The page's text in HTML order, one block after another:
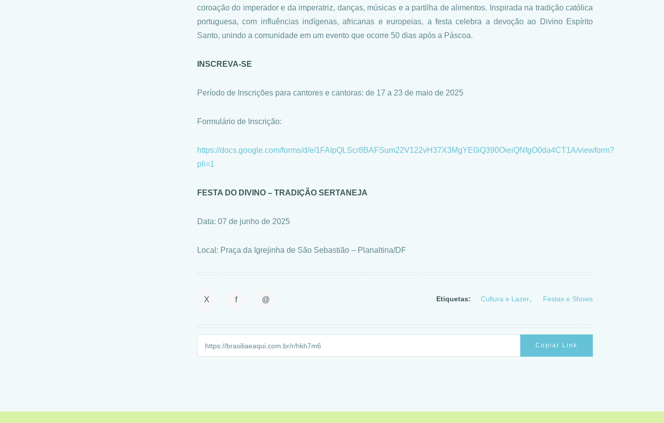
coroação do imperador e da imperatriz, danças, músicas e a partilha de alimentos. Inspirada na tradição católica
portuguesa, com influências indígenas, africanas e europeias, a festa celebra a devoção ao Divino Espírito
Santo, unindo a comunidade em um evento que ocorre 50 dias após a Páscoa.
INSCREVA-SE
Período de Inscrições para cantores e cantoras: de 17 a 23 de maio de 2025
Formulário de Inscrição:
https://docs.google.com/forms/d/e/1FAIpQLScr8BAFSum22V122vH37X3MgYE0iQ390OieiQNfgO0da4CT1A/viewform?
pli=1
FESTA DO DIVINO – TRADIÇÃO SERTANEJA
Data: 07 de junho de 2025
Local: Praça da Igrejinha de São Sebastião – Planaltina/DF
X f @ Etiquetas: Cultura e Lazer Festas e Shows
Copiar Link